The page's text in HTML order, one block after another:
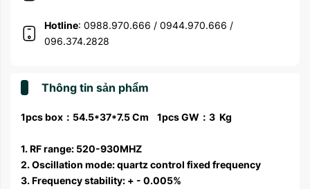
Hotline: 0988.970.666 / 0944.970.666 /
096.374.2828
Thông tin sản phẩm
1pcs box：54.5*37*7.5 Cm 1pcs GW：3 Kg
1. RF range: 520-930MHZ
2. Oscillation mode: quartz control fixed frequency
3. Frequency stability: + - 0.005%